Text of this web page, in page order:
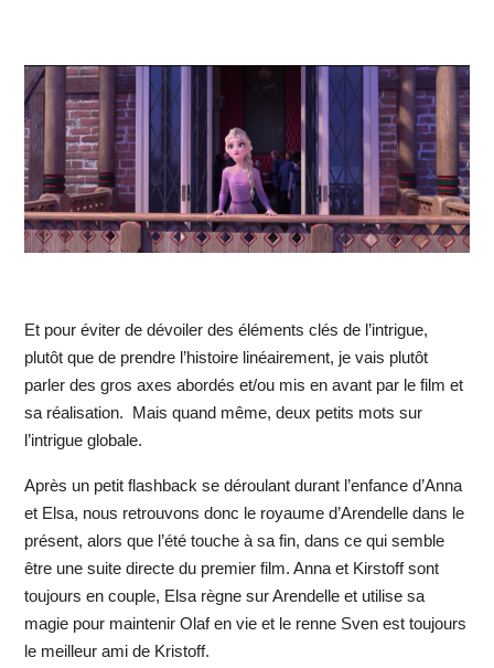
Et pour éviter de dévoiler des éléments clés de l’intrigue,
plutôt que de prendre l’histoire linéairement, je vais plutôt
parler des gros axes abordés et/ou mis en avant par le film et
sa réalisation. Mais quand même, deux petits mots sur
l’intrigue globale.
Après un petit flashback se déroulant durant l’enfance d’Anna
et Elsa, nous retrouvons donc le royaume d’Arendelle dans le
présent, alors que l’été touche à sa fin, dans ce qui semble
être une suite directe du premier film. Anna et Kirstoff sont
toujours en couple, Elsa règne sur Arendelle et utilise sa
magie pour maintenir Olaf en vie et le renne Sven est toujours
le meilleur ami de Kristoff.